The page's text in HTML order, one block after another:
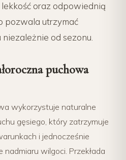
oraz odpowiednią
pozwala utrzymać
od sezonu.
puchowa
wykorzystuje naturalne
gęsiego, który zatrzymuje
i jednocześnie
wilgoci. Przekłada